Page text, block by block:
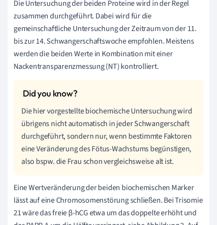
Die Untersuchung der beiden Proteine wird in der Regel
zusammen durchgeführt. Dabei wird für die
gemeinschaftliche Untersuchung der Zeitraum von der 11.
bis zur 14. Schwangerschaftswoche empfohlen. Meistens
werden die beiden Werte in Kombination mit einer
Nackentransparenzmessung (NT) kontrolliert.
Die hier vorgestellte biochemische Untersuchung wird
übrigens nicht automatisch in jeder Schwangerschaft
durchgeführt, sondern nur, wenn bestimmte Faktoren
eine Veränderung des Fötus-Wachstums begünstigen,
also bspw. die Frau schon vergleichsweise alt ist.
Eine Wertveränderung der beiden biochemischen Marker
lässt auf eine Chromosomenstörung schließen. Bei Trisomie
21 wäre das freie β-hCG etwa um das doppelte erhöht und